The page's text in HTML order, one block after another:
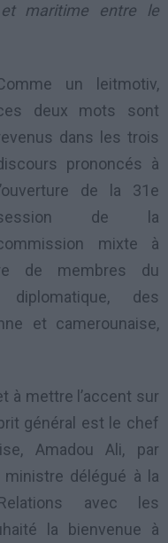
maritime entre le
un leitmotiv,
deux mots sont
dans les trois
prononcés à
de la 31e
de la
mixte à
de membres du
des
et camerounaise,
à mettre l’accent sur
général est le chef
Amadou Ali, par
délégué à la
avec les
la bienvenue à